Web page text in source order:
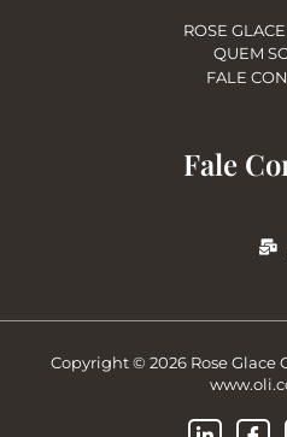
ROSE
QUEM
FALE
Fale
Copyright © 2026 Rose Glace